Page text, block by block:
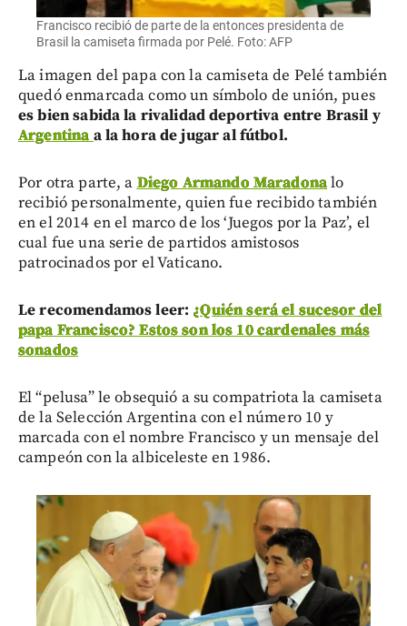
Francisco recibió de parte de la entonces presidenta de
Brasil la camiseta firmada por Pelé. Foto: AFP
La imagen del papa con la camiseta de Pelé también
quedó enmarcada como un símbolo de unión, pues
es bien sabida la rivalidad deportiva entre Brasil y
Argentina a la hora de jugar al fútbol.
Por otra parte, a Diego Armando Maradonalo
recibió personalmente, quien fue recibido también
en el 2014 en el marco de los ‘Juegos por la Paz’, el
cual fue una serie de partidos amistosos
patrocinados por el Vaticano.
Le recomendamos leer: ¿Quién será el sucesor del
papa Francisco? Estos son los 10 cardenales más
sonados
El “pelusa” le obsequió a su compatriota la camiseta
de la Selección Argentina con el número 10 y
marcada con el nombre Francisco y un mensaje del
campeón con la albiceleste en 1986.